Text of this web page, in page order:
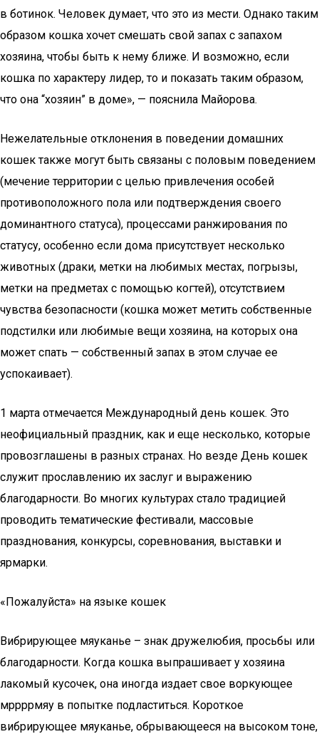
в ботинок. Человек думает, что это из мести. Однако таким
образом кошка хочет смешать свой запах с запахом
хозяина, чтобы быть к нему ближе. И возможно, если
кошка по характеру лидер, то и показать таким образом,
что она “хозяин” в доме», — пояснила Майорова.
Нежелательные отклонения в поведении домашних
кошек также могут быть связаны с половым поведением
(мечение территории с целью привлечения особей
противоположного пола или подтверждения своего
доминантного статуса), процессами ранжирования по
статусу, особенно если дома присутствует несколько
животных (драки, метки на любимых местах, погрызы,
метки на предметах с помощью когтей), отсутствием
чувства безопасности (кошка может метить собственные
подстилки или любимые вещи хозяина, на которых она
может спать — собственный запах в этом случае ее
успокаивает).
1 марта отмечается Международный день кошек. Это
неофициальный праздник, как и еще несколько, которые
провозглашены в разных странах. Но везде День кошек
служит прославлению их заслуг и выражению
благодарности. Во многих культурах стало традицией
проводить тематические фестивали, массовые
празднования, конкурсы, соревнования, выставки и
ярмарки.
«Пожалуйста» на языке кошек
Вибрирующее мяуканье – знак дружелюбия, просьбы или
благодарности. Когда кошка выпрашивает у хозяина
лакомый кусочек, она иногда издает свое воркующее
мррррмяу в попытке подластиться. Короткое
вибрирующее мяуканье, обрывающееся на высоком тоне,